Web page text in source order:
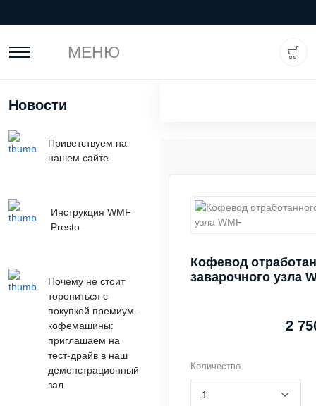
МЕНЮ
Новости
Приветствуем на
нашем сайте
Инструкция WMF
Presto
Почему не стоит
торопиться с
покупкой премиум-
кофемашины:
приглашаем на
тест-драйв в наш
демонстрационный
зал
Кофевод
заварочного узла
2
Количество